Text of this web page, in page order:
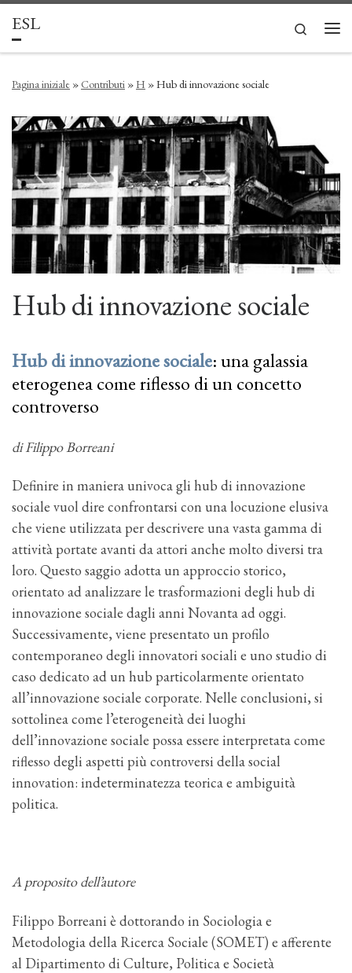
Passa al contenuto
ESL
Search
Pagina iniziale »Contributi »H »Hub di innovazione sociale
Hub di innovazione sociale
Hub di innovazione sociale: una galassia
eterogenea come riflesso di un concetto
controverso
di Filippo Borreani
Definire in maniera univoca gli hub di innovazione
sociale vuol dire confrontarsi con una locuzione elusiva
che viene utilizzata per descrivere una vasta gamma di
attività portate avanti da attori anche molto diversi tra
loro. Questo saggio adotta un approccio storico,
orientato ad analizzare le trasformazioni degli hub di
innovazione sociale dagli anni Novanta ad oggi.
Successivamente, viene presentato un profilo
contemporaneo degli innovatori sociali e uno studio di
caso dedicato ad un hub particolarmente orientato
all’innovazione sociale corporate. Nelle conclusioni, si
sottolinea come l’eterogeneità dei luoghi
dell’innovazione sociale possa essere interpretata come
riflesso degli aspetti più controversi della social
innovation: indeterminatezza teorica e ambiguità
politica.
A proposito dell’autore
Filippo Borreani è dottorando in Sociologia e
Metodologia della Ricerca Sociale (SOMET) e afferente
al Dipartimento di Culture, Politica e Società